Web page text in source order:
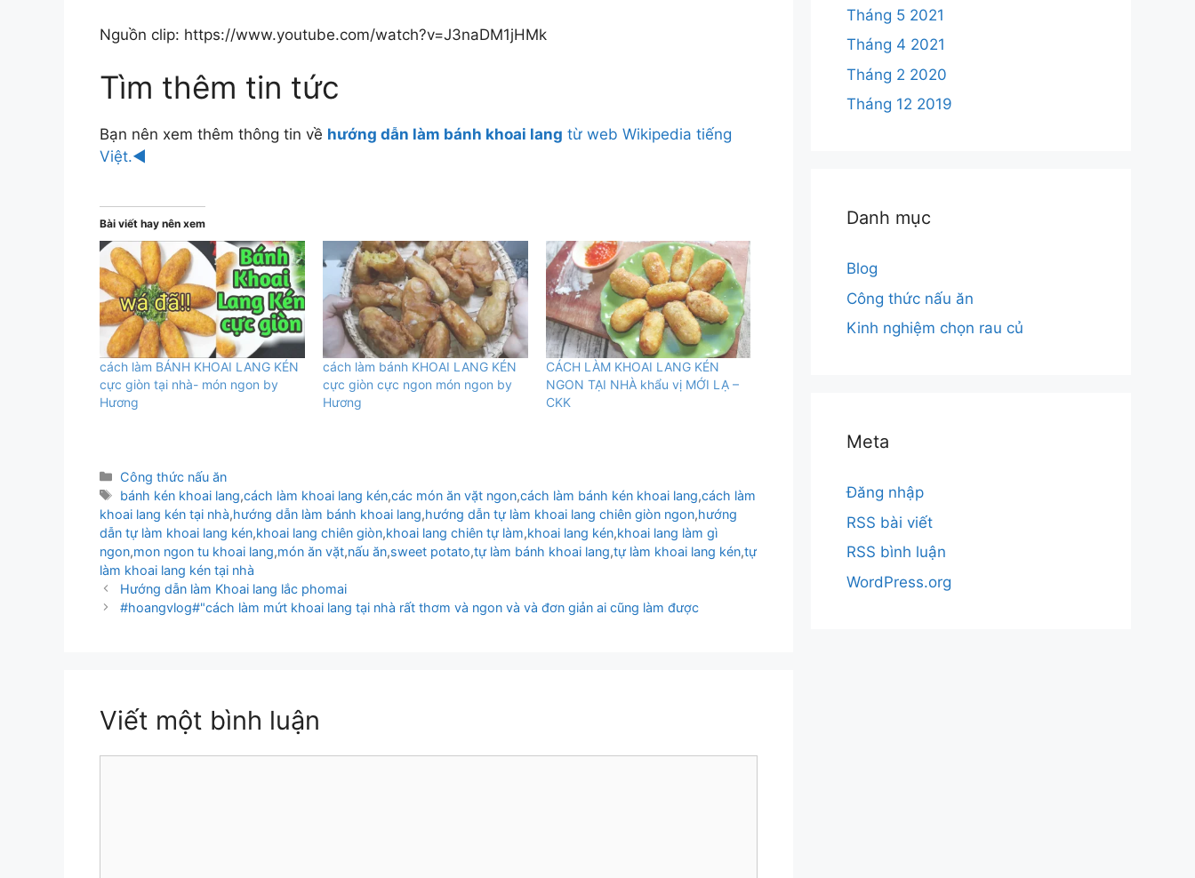
Nguồn clip: https://www.youtube.com/watch?v=J3naDM1jHMk
Tìm thêm tin tức
Bạn nên xem thêm thông tin về hướng dẫn làm bánh khoai lang từ web Wikipedia tiếng
Việt.◄
Bài viết hay nên xem
cách làm BÁNH KHOAI LANG KÉN
cực giòn tại nhà- món ngon by
Hương
cách làm bánh KHOAI LANG KÉN
cực giòn cực ngon món ngon by
Hương
CÁCH LÀM KHOAI LANG KÉN
NGON TẠI NHÀ khẩu vị MỚI LẠ –
CKK
Danh
mục
Công thức nấu ăn
Thẻ
bánh kén khoai lang,cách làm khoai lang kén,các món ăn vặt ngon,cách làm bánh kén khoai lang,cách làm
khoai lang kén tại nhà,hướng dẫn làm bánh khoai lang,hướng dẫn tự làm khoai lang chiên giòn ngon,hướng
dẫn tự làm khoai lang kén,khoai lang chiên giòn,khoai lang chiên tự làm,khoai lang kén,khoai lang làm gì
ngon,mon ngon tu khoai lang,món ăn vặt,nấu ăn,sweet potato,tự làm bánh khoai lang,tự làm khoai lang kén,tự
làm khoai lang kén tại nhà
Hướng dẫn làm Khoai lang lắc phomai
#hoangvlog#"cách làm mứt khoai lang tại nhà rất thơm và ngon và và đơn giản ai cũng làm được
Viết một bình luận
Tháng 5 2021
Tháng 4 2021
Tháng 2 2020
Tháng 12 2019
Danh mục
Blog
Công thức nấu ăn
Kinh nghiệm chọn rau củ
Meta
Đăng nhập
RSS bài viết
RSS bình luận
WordPress.org